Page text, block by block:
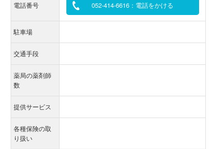
電話番号 052-414-6616：電話をかける
駐車場
交通手段
薬局の薬剤師
数
提供サービス
各種保険の取
り扱い